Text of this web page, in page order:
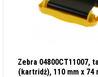
Zebra 04800CT11007,
(kartridż), 110 mm x 74